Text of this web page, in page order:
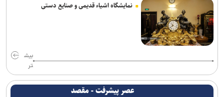
نمایشگاه اشیاء قدیمی و صنایع دستی
بیش
تر
عصر پیشرفت - مقصد